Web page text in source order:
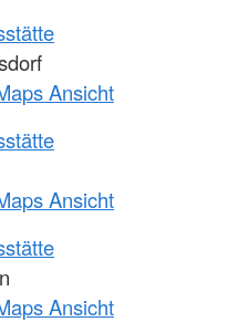
Ansicht
Ansicht
Ansicht